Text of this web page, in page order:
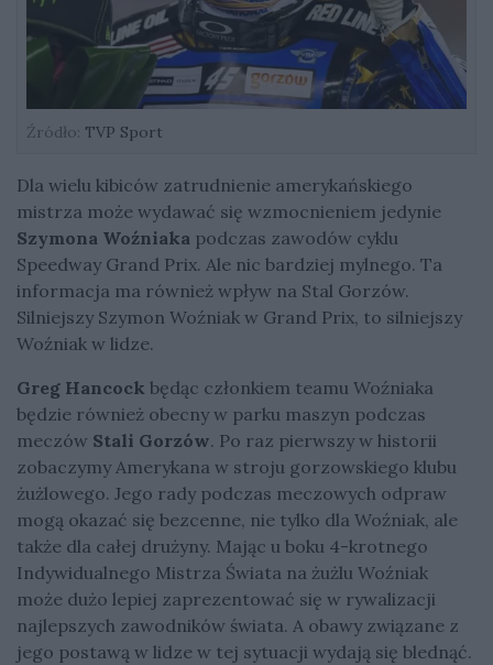
Źródło: TVP Sport
Dla wielu kibiców zatrudnienie amerykańskiego
mistrza może wydawać się wzmocnieniem jedynie
Szymona Woźniaka podczas zawodów cyklu
Speedway Grand Prix. Ale nic bardziej mylnego. Ta
informacja ma również wpływ na Stal Gorzów.
Silniejszy Szymon Woźniak w Grand Prix, to silniejszy
Woźniak w lidze.
Greg Hancock będąc członkiem teamu Woźniaka
będzie również obecny w parku maszyn podczas
meczów Stali Gorzów. Po raz pierwszy w historii
zobaczymy Amerykana w stroju gorzowskiego klubu
żużlowego. Jego rady podczas meczowych odpraw
mogą okazać się bezcenne, nie tylko dla Woźniak, ale
także dla całej drużyny. Mając u boku 4-krotnego
Indywidualnego Mistrza Świata na żużlu Woźniak
może dużo lepiej zaprezentować się w rywalizacji
najlepszych zawodników świata. A obawy związane z
jego postawą w lidze w tej sytuacji wydają się blednąć.